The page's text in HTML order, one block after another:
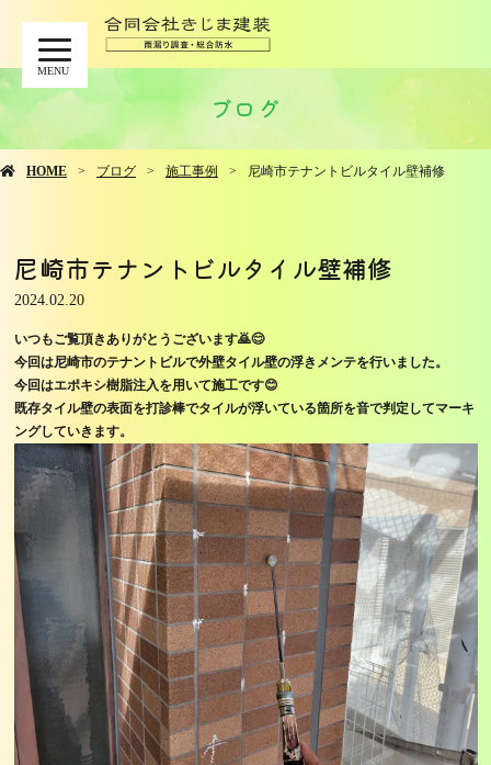
MENU
ブログ
HOME ブログ 施工事例 尼崎市テナントビルタイル壁補修
尼崎市テナントビルタイル壁補修
2024.02.20
いつもご覧頂きありがとうございます🙇😊
今回は尼崎市のテナントビルで外壁タイル壁の浮きメンテを行いました。
今回はエポキシ樹脂注入を用いて施工です😊
既存タイル壁の表面を打診棒でタイルが浮いている箇所を音で判定してマーキ
ングしていきます。